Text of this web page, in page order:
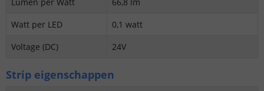
Watt per LED
0,1 watt
Voltage (DC)
24V
Strip eigenschappen